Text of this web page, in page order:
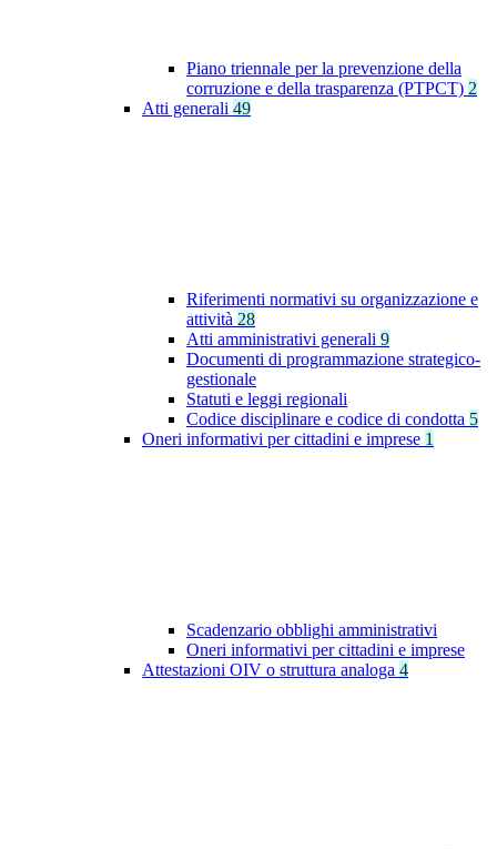
Piano triennale per la prevenzione della
corruzione e della trasparenza (PTPCT) 2
Atti generali 49
Riferimenti normativi su organizzazione e
attività 28
Atti amministrativi generali 9
Documenti di programmazione strategico-
gestionale
Statuti e leggi regionali
Codice disciplinare e codice di condotta 5
Oneri informativi per cittadini e imprese 1
Scadenzario obblighi amministrativi
Oneri informativi per cittadini e imprese
Attestazioni OIV o struttura analoga 4